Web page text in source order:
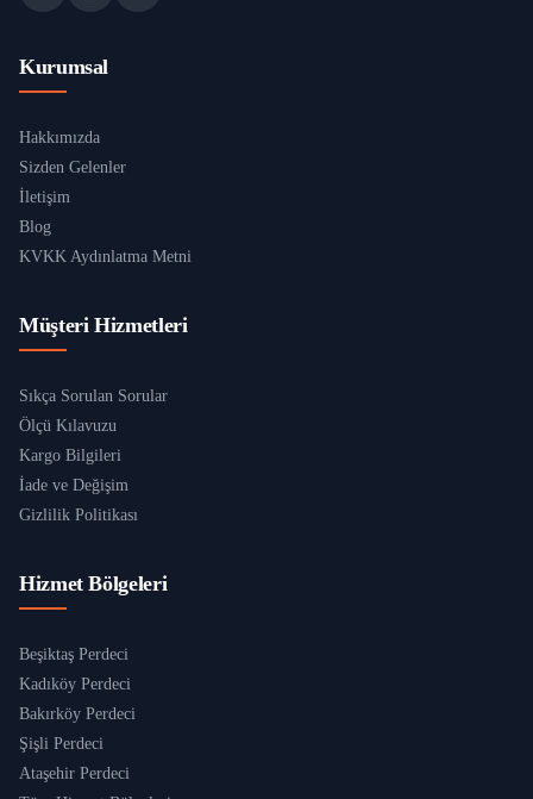
Kurumsal
Hakkımızda
Sizden Gelenler
İletişim
Blog
KVKK Aydınlatma Metni
Müşteri Hizmetleri
Sıkça Sorulan Sorular
Ölçü Kılavuzu
Kargo Bilgileri
İade ve Değişim
Gizlilik Politikası
Hizmet Bölgeleri
Beşiktaş Perdeci
Kadıköy Perdeci
Bakırköy Perdeci
Şişli Perdeci
Ataşehir Perdeci